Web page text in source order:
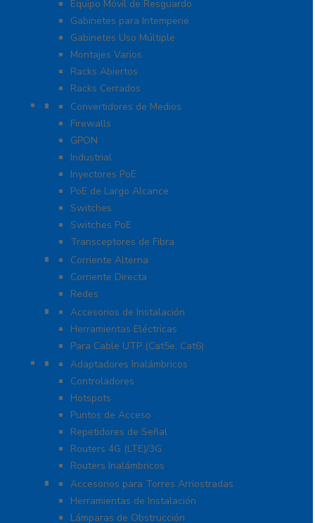
Equipo Móvil de Resguardo
Gabinetes para Intemperie
Gabinetes Uso Múltiple
Montajes Varios
Racks Abiertos
Racks Cerrados
Networking
Convertidores de Medios
Firewalls
GPON
Industrial
Inyectores PoE
PoE de Largo Alcance
Switches
Switches PoE
Transceptores de Fibra
Protección Contra Descargas
Corriente Alterna
Corriente Directa
Redes
Herramientas
Accesorios de Instalación
Herramientas Eléctricas
Para Cable UTP (Cat5e, Cat6)
Redes WIFI
Adaptadores Inalámbricos
Controladores
Hotspots
Puntos de Acceso
Repetidores de Señal
Routers 4G (LTE)/3G
Routers Inalámbricos
Torres y Mástiles
Accesorios para Torres Arriostradas
Herramientas de Instalación
Lámparas de Obstrucción